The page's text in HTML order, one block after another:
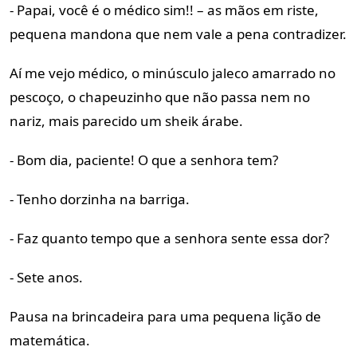
- Papai, você é o médico sim!! – as mãos em riste,
pequena mandona que nem vale a pena contradizer.
Aí me vejo médico, o minúsculo jaleco amarrado no
pescoço, o chapeuzinho que não passa nem no
nariz, mais parecido um sheik árabe.
- Bom dia, paciente! O que a senhora tem?
- Tenho dorzinha na barriga.
- Faz quanto tempo que a senhora sente essa dor?
- Sete anos.
Pausa na brincadeira para uma pequena lição de
matemática.